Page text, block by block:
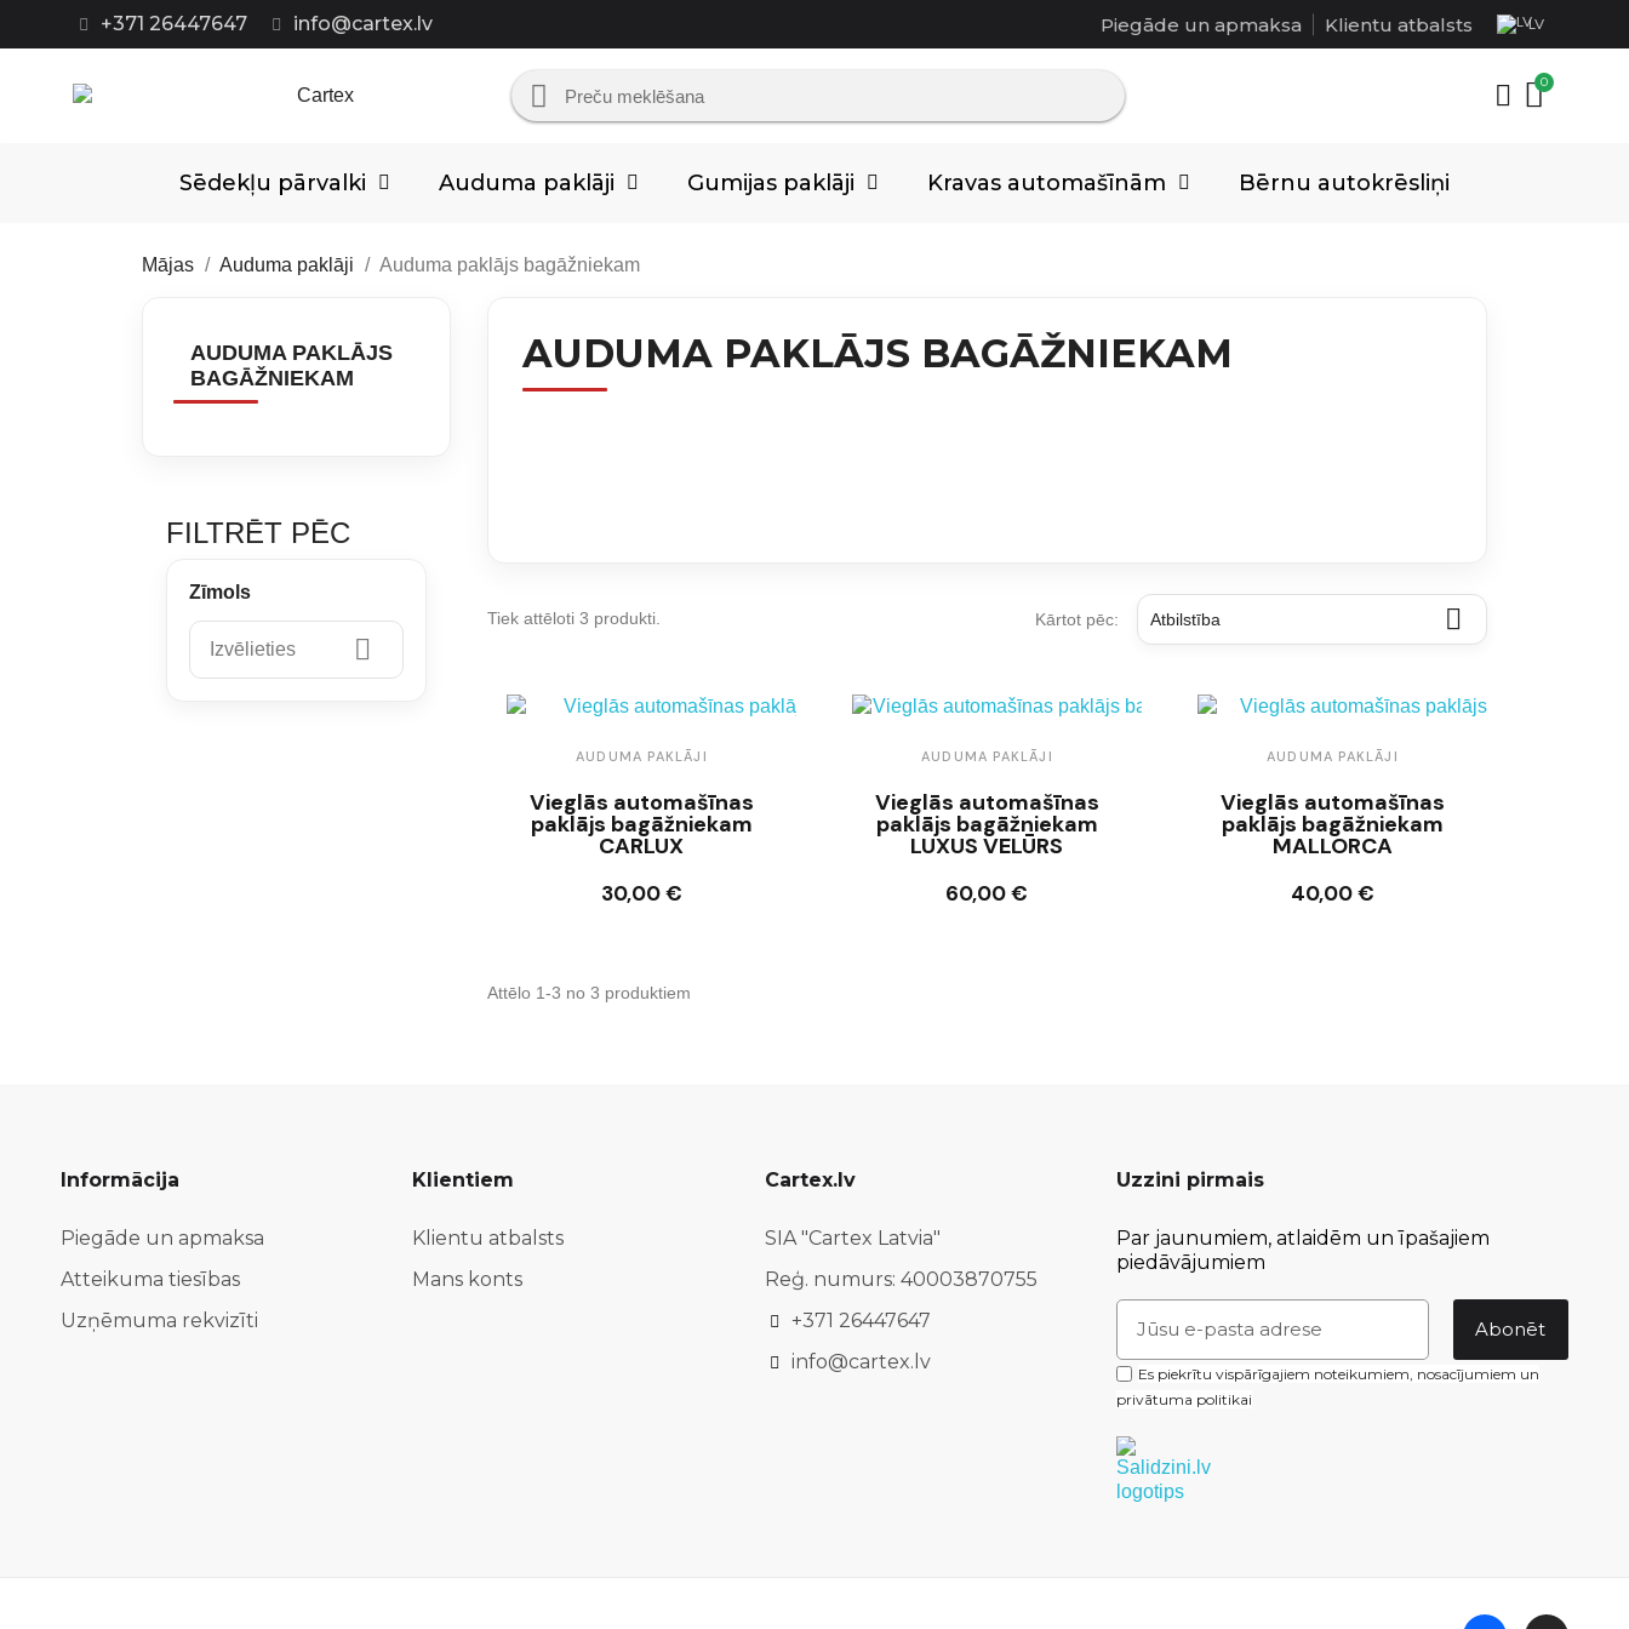
+371 26447647 info@cartex.lv Piegāde un apmaksa Klientu atbalsts LV
Sēdekļu pārvalki Auduma paklāji Gumijas paklāji Kravas automašīnām Bērnu autokrēsliņi
Mājas Auduma paklāji Auduma paklājs bagāžniekam
AUDUMA PAKLĀJS
BAGĀŽNIEKAM
FILTRĒT PĒC
Zīmols
Izvēlieties 
AUDUMA PAKLĀJS BAGĀŽNIEKAM
Tiek attēloti 3 produkti. Kārtot pēc: Atbilstība 
AUDUMA PAKLĀJI
Vieglās automašīnas
paklājs bagāžniekam
CARLUX
30,00 €
Ielikt grozā
AUDUMA PAKLĀJI
Vieglās automašīnas
paklājs bagāžniekam
LUXUS VELŪRS
60,00 €
Ielikt grozā
AUDUMA PAKLĀJI
Vieglās automašīnas
paklājs bagāžniekam
MALLORCA
40,00 €
Ielikt grozā
Attēlo 1-3 no 3 produktiem
Informācija
Piegāde un apmaksa
Atteikuma tiesības
Uzņēmuma rekvizīti
Klientiem
Klientu atbalsts
Mans konts
Cartex.lv
SIA "Cartex Latvia"
Reģ. numurs: 40003870755
+371 26447647
info@cartex.lv
Uzzini pirmais
Par jaunumiem, atlaidēm un īpašajiem
piedāvājumiem
Abonēt
Es piekrītu vispārīgajiem noteikumiem, nosacījumiem un
privātuma politikai